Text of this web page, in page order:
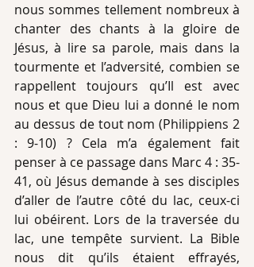
nous sommes tellement nombreux à
chanter des chants à la gloire de
Jésus, à lire sa parole, mais dans la
tourmente et l’adversité, combien se
rappellent toujours qu’Il est avec
nous et que Dieu lui a donné le nom
au dessus de tout nom (Philippiens 2
: 9-10) ? Cela m’a également fait
penser à ce passage dans Marc 4 : 35-
41, où Jésus demande à ses disciples
d’aller de l’autre côté du lac, ceux-ci
lui obéirent. Lors de la traversée du
lac, une tempête survient. La Bible
nous dit qu’ils étaient effrayés,